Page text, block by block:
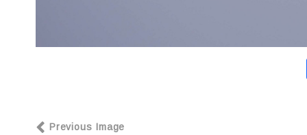
Previous Image